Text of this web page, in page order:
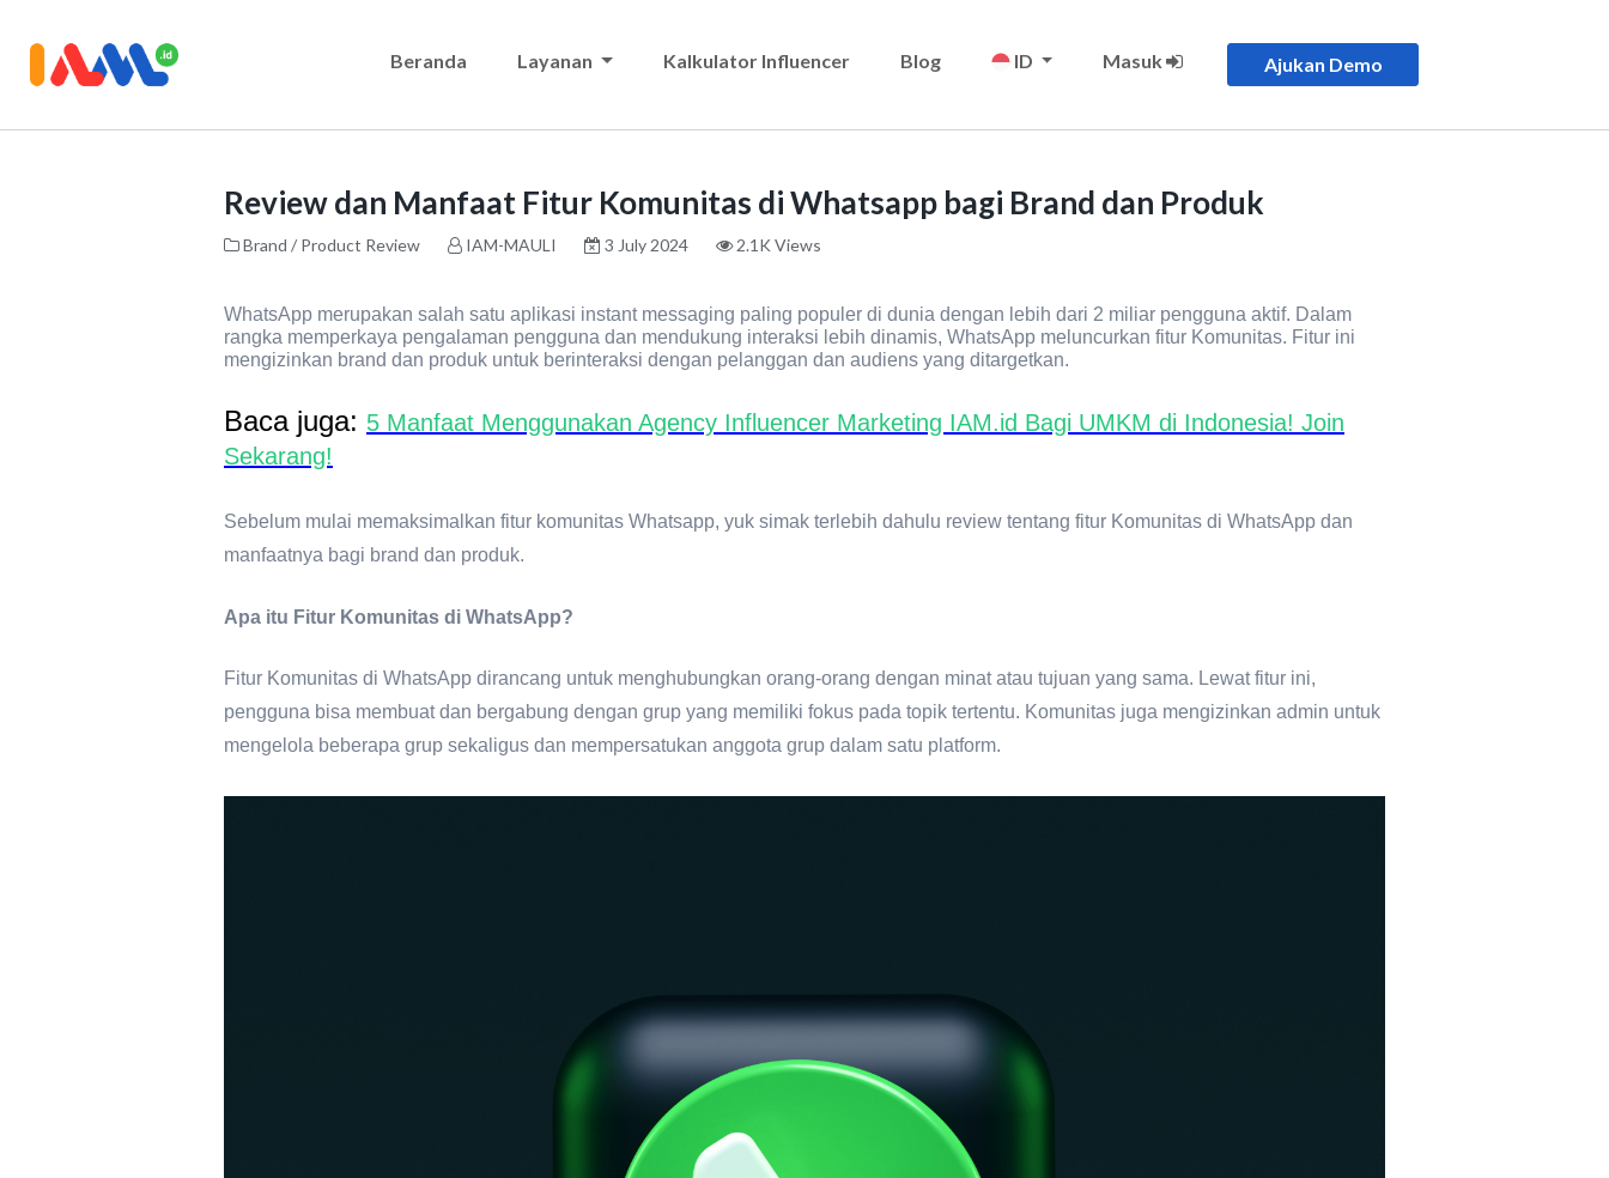
Beranda Layanan Kalkulator Influencer Blog ID Masuk Ajukan Demo
Review dan Manfaat Fitur Komunitas di Whatsapp bagi Brand dan Produk
Brand / Product Review IAM-MAULI 3 July 2024 2.1K Views
WhatsApp merupakan salah satu aplikasi instant messaging paling populer di dunia dengan lebih dari 2 miliar pengguna aktif. Dalam
rangka memperkaya pengalaman pengguna dan mendukung interaksi lebih dinamis, WhatsApp meluncurkan fitur Komunitas. Fitur ini
mengizinkan brand dan produk untuk berinteraksi dengan pelanggan dan audiens yang ditargetkan.
Baca juga: 5 Manfaat Menggunakan Agency Influencer Marketing IAM.id Bagi UMKM di Indonesia! Join
Sekarang!
Sebelum mulai memaksimalkan fitur komunitas Whatsapp, yuk simak terlebih dahulu review tentang fitur Komunitas di WhatsApp dan
manfaatnya bagi brand dan produk.
Apa itu Fitur Komunitas di WhatsApp?
Fitur Komunitas di WhatsApp dirancang untuk menghubungkan orang-orang dengan minat atau tujuan yang sama. Lewat fitur ini,
pengguna bisa membuat dan bergabung dengan grup yang memiliki fokus pada topik tertentu. Komunitas juga mengizinkan admin untuk
mengelola beberapa grup sekaligus dan mempersatukan anggota grup dalam satu platform.